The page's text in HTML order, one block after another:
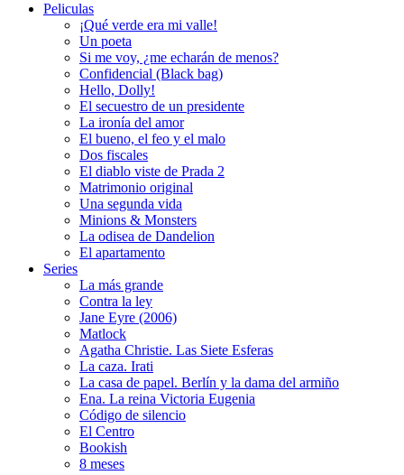
Peliculas
¡Qué verde era mi valle!
Un poeta
Si me voy, ¿me echarán de menos?
Confidencial (Black bag)
Hello, Dolly!
El secuestro de un presidente
La ironía del amor
El bueno, el feo y el malo
Dos fiscales
El diablo viste de Prada 2
Matrimonio original
Una segunda vida
Minions & Monsters
La odisea de Dandelion
El apartamento
Series
La más grande
Contra la ley
Jane Eyre (2006)
Matlock
Agatha Christie. Las Siete Esferas
La caza. Irati
La casa de papel. Berlín y la dama del armiño
Ena. La reina Victoria Eugenia
Código de silencio
El Centro
Bookish
8 meses